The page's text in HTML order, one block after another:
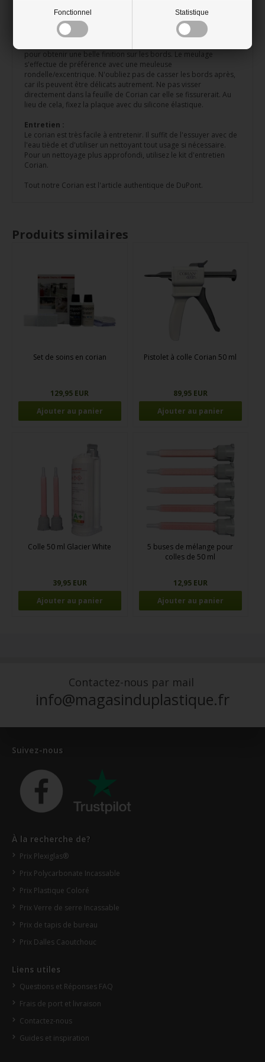
Fonctionnel Statistique
Traitement :
Il est possible de traiter et de découper soi-même les plaques
de Corian. Utilisez des lames à dents fines et des outils en
pour obtenir une belle finition sur les bords. Le meulage
s'effectue de préférence avec une meuleuse
rondelle/excentrique. N'oubliez pas de casser les bords après,
car ils peuvent être délicats autrement. Ne pas visser
directement dans la feuille de Corian car elle se fissurerait. Au
lieu de cela, fixez la plaque avec du silicone élastique.
Entretien :
Le corian est très facile à entretenir. Il suffit de l'essuyer avec de
l'eau tiède et d'utiliser un nettoyant tout usage si nécessaire.
Pour un nettoyage plus approfondi, utilisez le kit d'entretien
Corian.
Tout notre Corian est l'article authentique de DuPont.
Produits similaires
Set de soins en corian
129,95 EUR
Pistolet à colle Corian 50 ml
89,95 EUR
Colle 50 ml Glacier White
39,95 EUR
5 buses de mélange pour
colles de 50 ml
12,95 EUR
Contactez-nous par mail
info@magasinduplastique.fr
Suivez-nous
À la recherche de?
Prix Plexiglas®
Prix Polycarbonate Incassable
Prix Plastique Coloré
Prix Verre de serre Incassable
Prix de tapis de bureau
Prix Dalles Caoutchouc
Liens utiles
Questions et Réponses FAQ
Frais de port et livraison
Contactez-nous
Guides et inspiration